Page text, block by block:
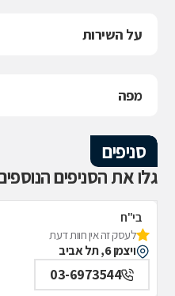
על השירות
מפה
סניפים
גלו את הסניפים
בי"ח
איכילוב-
תל אביב
לעסק זה אין חוות דעת
ויצמן 6, תל אביב
03-6973544